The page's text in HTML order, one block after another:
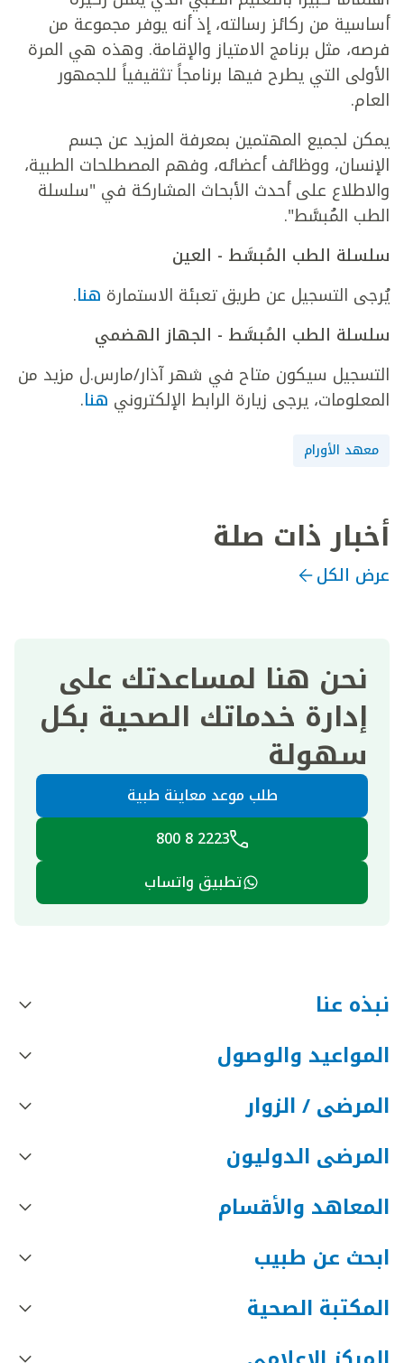
أساسية من ركائز رسالته، إذ أنه يوفر مجموعة من
فرصه، مثل برنامج الامتياز والإقامة. وهذه هي المرة
الأولى التي يطرح فيها برنامجاً تثقيفياً للجمهور
العام.
يمكن لجميع المهتمين بمعرفة المزيد عن جسم
الإنسان، ووظائف أعضائه، وفهم المصطلحات الطبية،
والاطلاع على أحدث الأبحاث المشاركة في "سلسلة
الطب المُبسَّط".
سلسلة الطب المُبسَّط - العين
يُرجى التسجيل عن طريق تعبئة الاستمارة هنا.
سلسلة الطب المُبسَّط - الجهاز الهضمي
التسجيل سيكون متاح في شهر آذار/مارس.ل مزيد من
المعلومات، يرجى زيارة الرابط الإلكتروني هنا.
معهد الأورام
أخبار ذات صلة
عرض الكل
نحن هنا لمساعدتك على
إدارة خدماتك الصحية بكل
سهولة
طلب موعد معاينة طبية
2223 8 800
تطبيق واتساب
نبذه عنا
المواعيد والوصول
المرضى / الزوار
المرضى الدوليون
المعاهد والأقسام
ابحث عن طبيب
المكتبة الصحية